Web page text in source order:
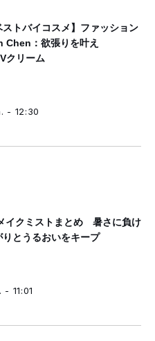
ストバイコスメ】ファッション
：欲張りを叶え
クリーム
- 12:30
イクミストまとめ 暑さに負け
とうるおいをキープ
11:01